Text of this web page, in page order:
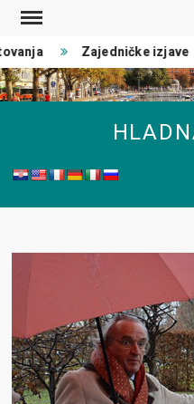
Skip
content
Zajedničke izjave